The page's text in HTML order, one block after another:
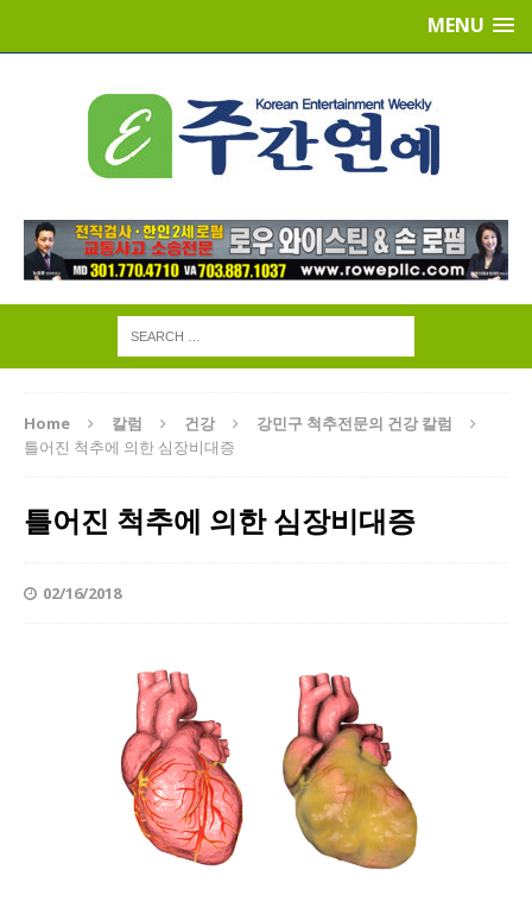
MENU
Home 칼럼 건강
강민구 척추전문의 건강 칼럼
틀어진 척추에 의한 심장비대증
틀어진 척추에 의한 심장비대증
02/16/2018